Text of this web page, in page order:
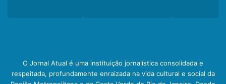
O Jornal Atual é uma instituição jornalística consolidada e
respeitada, profundamente enraizada na vida cultural e social da